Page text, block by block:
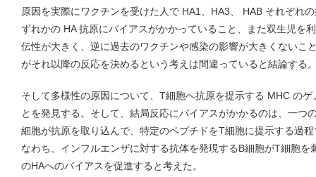
原因を実際にワクチンを受けた人で HA1、HA3、 HAB それぞれ
ずれかの HA 抗原にバイアスがかかっていること、また双生児を
伝性が大きく、逆に過去のワクチンや感染の影響が大きくないこ
がそれ以降の反応を決めるという考えは間違っていると結論する
そして多様性の原因について、T細胞へ抗原を提示する MHC の
とを発見する。そして、結局反応にバイアスがかかるのは、一つ
細胞が抗原を取り込んで、特定のペプチドをT細胞に提示する過
なわち、インフルエンザに対する抗体を発現するB細胞がT細胞
のHAへのバイアスを促進すると考えた。